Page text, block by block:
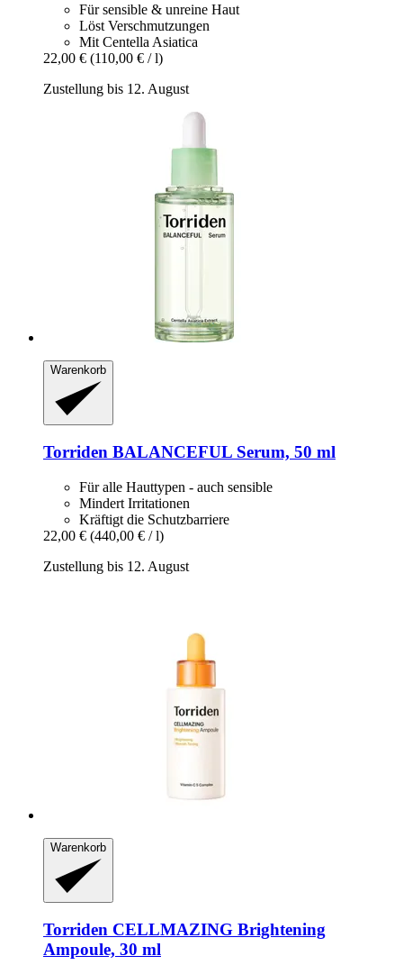
Für sensible & unreine Haut
Löst Verschmutzungen
Mit Centella Asiatica
22,00 € (110,00 € / l)
Zustellung bis 12. August
Warenkorb
Torriden BALANCEFUL Serum, 50 ml
Für alle Hauttypen - auch sensible
Mindert Irritationen
Kräftigt die Schutzbarriere
22,00 € (440,00 € / l)
Zustellung bis 12. August
Warenkorb
Torriden CELLMAZING Brightening
Ampoule, 30 ml